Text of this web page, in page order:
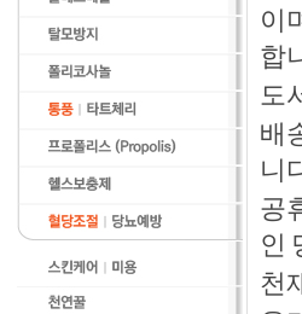
이
합
도
배
니
공
인
천